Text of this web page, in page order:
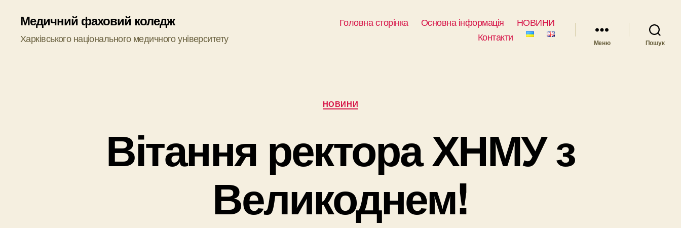
Медичний фаховий коледж
Харкiвського нацiонального медичного унiверситету
Головна сторінка Основна інформація
НОВИНИ
Контакти
Меню Пошук
Категорії
НОВИНИ
Вітання ректора ХНМУ з
Великоднем!